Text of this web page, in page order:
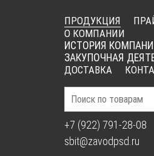
ПРОДУКЦИЯ
О КОМПАНИИ
ИСТОРИЯ
ЗАКУПОЧНАЯ
ДОСТАВКА
+7 (922) 791-28-08
sbit@zavodpsd.ru